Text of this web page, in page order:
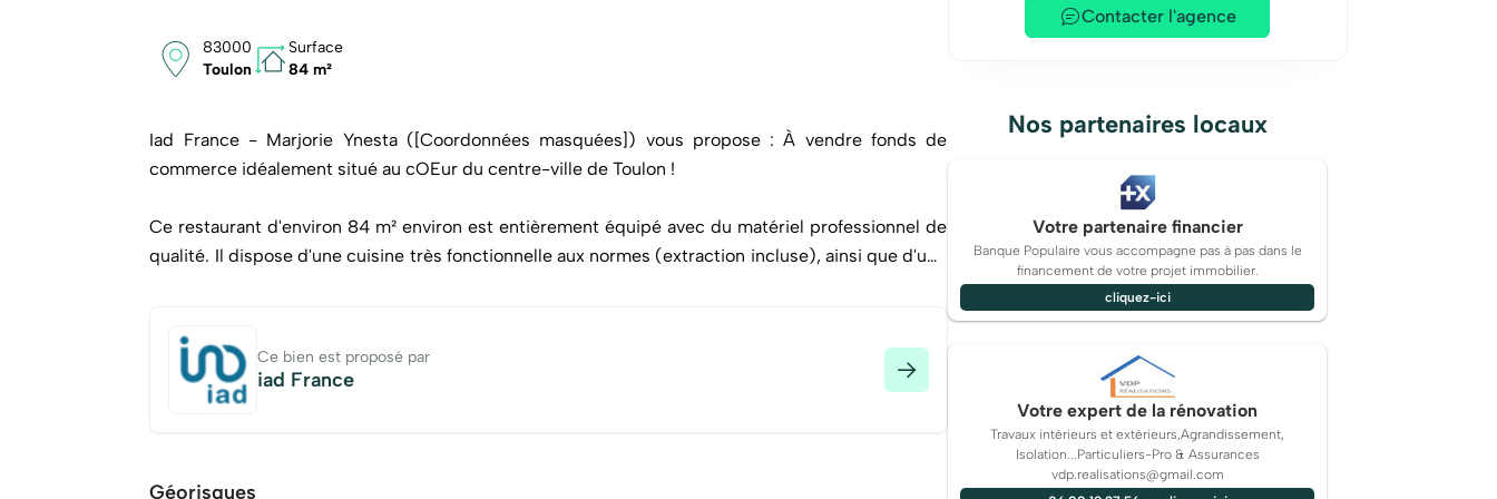
83000
Toulon
Surface
84 m²
Iad France - Marjorie Ynesta ([Coordonnées masquées]) vous propose : À vendre fonds de
commerce idéalement situé au cOEur du centre-ville de Toulon !
Ce restaurant d'environ 84 m² environ est entièrement équipé avec du matériel professionnel de
qualité. Il dispose d'une cuisine très fonctionnelle aux normes (extraction incluse), ainsi que d'une
En été, le restaurant s'agrandit avec une terrasse accueillante et ombragée, d'une capacité
d'environ 25 personnes.
la clientèle et les nombreux avis sur les réseaux sociaux l'attestent.
Ce bien est proposé par
iad France
Géorisques
Contacter l'agence
Nos partenaires locaux
Votre partenaire financier
Banque Populaire vous accompagne pas à pas dans le
financement de votre projet immobilier.
cliquez-ici
Votre expert de la rénovation
Travaux intérieurs et extérieurs,Agrandissement,
Isolation...Particuliers-Pro & Assurances
vdp.realisations@gmail.com